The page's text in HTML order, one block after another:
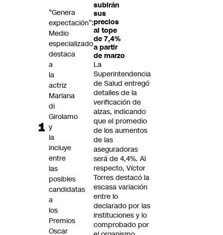
subirán
sus
precios
al tope
de 7,4%
a partir
de marzo
La
Superintendencia
de Salud entregó
detalles de la
verificación de
alzas, indicando
que el promedio
de los aumentos
de las
aseguradoras
será de 4,4%. Al
respecto, Víctor
Torres destacó la
escasa variación
entre lo
declarado por las
instituciones y lo
comprobado por
“Genera
expectación”:
Medio
especializado
destaca
a
la
actriz
Mariana
di
Girolamo
y
la
incluye
entre
las
posibles
candidatas
a
los
Premios
Oscar